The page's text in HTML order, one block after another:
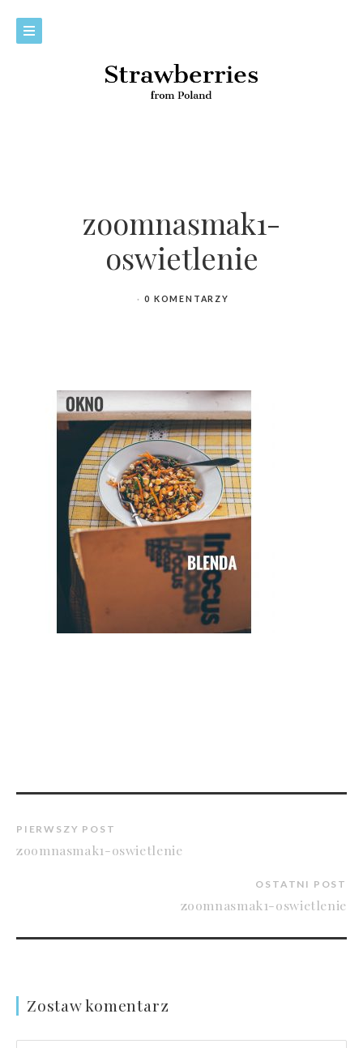
zoomnasmak1-
oswietlenie
0 KOMENTARZY
PIERWSZY POST
zoomnasmak1-oswietlenie
OSTATNI POST
zoomnasmak1-oswietlenie
Zostaw komentarz